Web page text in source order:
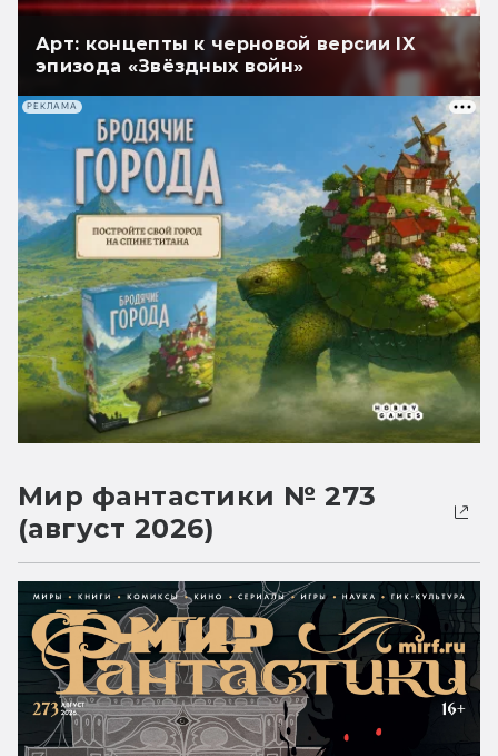
Арт: концепты к черновой версии IX
эпизода «Звёздных войн»
РЕКЛАМА
Мир фантастики № 273
(август 2026)